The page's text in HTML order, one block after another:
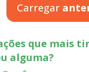
Carregar
que mais
alguma?